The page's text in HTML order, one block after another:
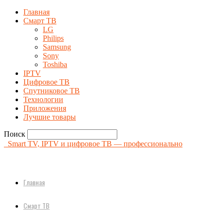
Главная
Смарт ТВ
LG
Philips
Samsung
Sony
Toshiba
IPTV
Цифровое ТВ
Спутниковое ТВ
Технологии
Приложения
Лучшие товары
Поиск
Smart TV, IPTV и цифровое ТВ — профессионально
Главная
Смарт ТВ